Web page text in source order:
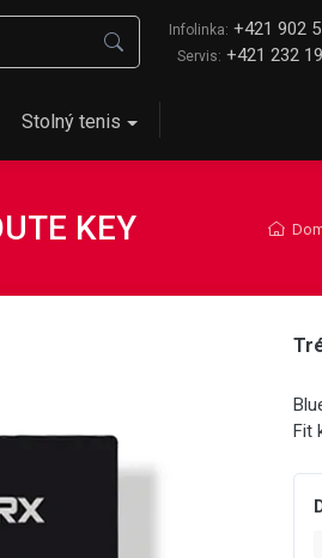
Infolinka: +421 902
Servis: +421 232
Stolný tenis
KEY
Fit